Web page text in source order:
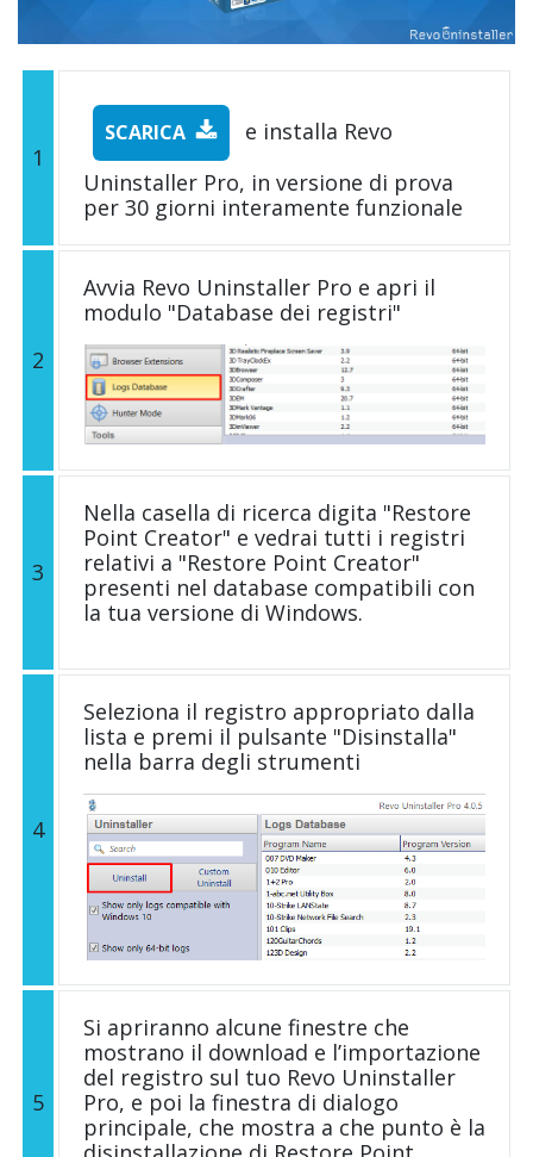
1
SCARICA
e installa Revo
Uninstaller Pro, in versione di prova
per 30 giorni interamente funzionale
2
Avvia Revo Uninstaller Pro e apri il
modulo "Database dei registri"
3
Nella casella di ricerca digita "Restore
Point Creator" e vedrai tutti i registri
relativi a "Restore Point Creator"
presenti nel database compatibili con
la tua versione di Windows.
4
Seleziona il registro appropriato dalla
lista e premi il pulsante "Disinstalla"
nella barra degli strumenti
5
Si apriranno alcune finestre che
mostrano il download e l’importazione
del registro sul tuo Revo Uninstaller
Pro, e poi la finestra di dialogo
principale, che mostra a che punto è la